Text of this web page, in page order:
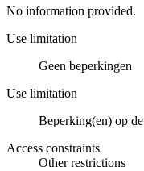
No information provided.
Use limitation
Geen beperkingen
Use limitation
Beperking(en) op
Access constraints
Other restrictions